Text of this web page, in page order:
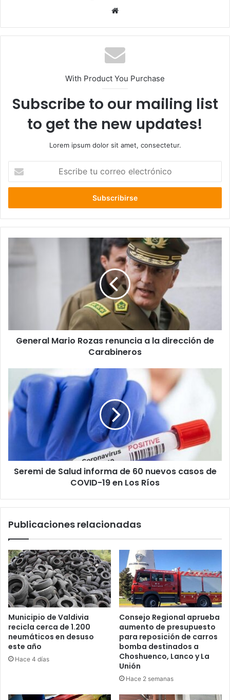
With Product You Purchase
Subscribe to our mailing list
to get the new updates!
Lorem ipsum dolor sit amet, consectetur.
correo
Rozas
Carabineros
General Mario Rozas renuncia a la dirección de
Carabineros
Salud
informa
de
60
nuevos
de
COVID-
Los
Seremi de Salud informa de 60 nuevos casos de
COVID-19 en Los Ríos
Publicaciones relacionadas
Municipio de Valdivia
recicla cerca de 1.200
neumáticos en desuso
este año
Hace 4 días
Consejo Regional aprueba
aumento de presupuesto
para reposición de carros
bomba destinados a
Choshuenco, Lanco y La
Unión
Hace 2 semanas